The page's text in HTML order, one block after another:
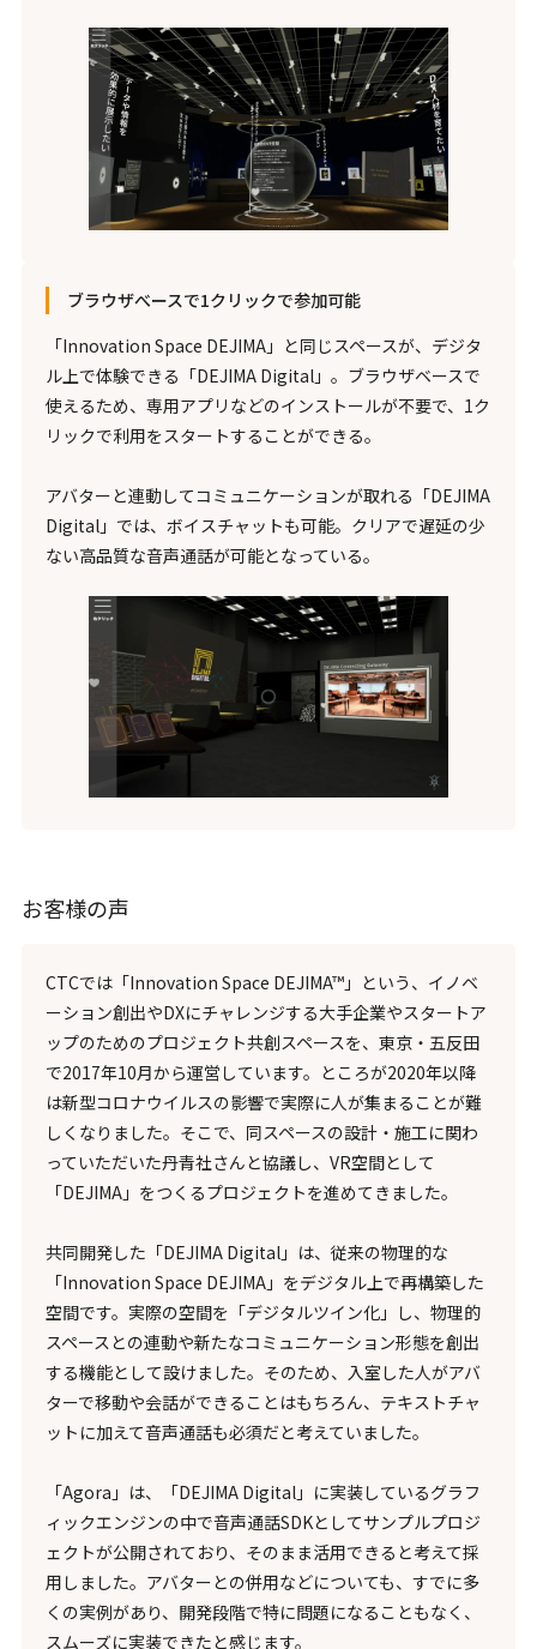
ブラウザべースで1クリックで参加可能
「Innovation Space DEJIMA」と同じスペースが、デジタ
ル上で体験できる「DEJIMA Digital」。ブラウザベースで
使えるため、専用アプリなどのインストールが不要で、1ク
リックで利用をスタートすることができる。
アバターと連動してコミュニケーションが取れる「DEJIMA
Digital」では、ボイスチャットも可能。クリアで遅延の少
ない高品質な音声通話が可能となっている。
お客様の声
CTCでは「Innovation Space DEJIMA™」という、イノベ
ーション創出やDXにチャレンジする大手企業やスタートア
ップのためのプロジェクト共創スペースを、東京・五反田
で2017年10月から運営しています。ところが2020年以降
は新型コロナウイルスの影響で実際に人が集まることが難
しくなりました。そこで、同スペースの設計・施工に関わ
っていただいた丹青社さんと協議し、VR空間として
「DEJIMA」をつくるプロジェクトを進めてきました。
共同開発した「DEJIMA Digital」は、従来の物理的な
「Innovation Space DEJIMA」をデジタル上で再構築した
空間です。実際の空間を「デジタルツイン化」し、物理的
スペースとの連動や新たなコミュニケーション形態を創出
する機能として設けました。そのため、入室した人がアバ
ターで移動や会話ができることはもちろん、テキストチャ
ットに加えて音声通話も必須だと考えていました。
「Agora」は、「DEJIMA Digital」に実装しているグラフ
ィックエンジンの中で音声通話SDKとしてサンプルプロジ
ェクトが公開されており、そのまま活用できると考えて採
用しました。アバターとの併用などについても、すでに多
くの実例があり、開発段階で特に問題になることもなく、
スムーズに実装できたと感じます。